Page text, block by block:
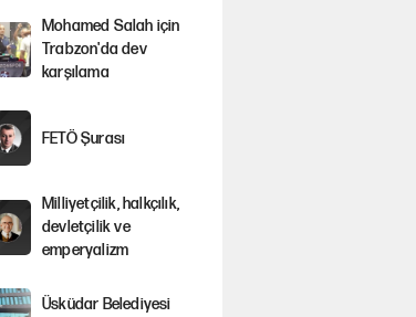
Mohamed Salah için
Trabzon'da dev
karşılama
FETÖ Şurası
Milliyetçilik, halkçılık,
devletçilik ve
emperyalizm
Üsküdar Belediyesi